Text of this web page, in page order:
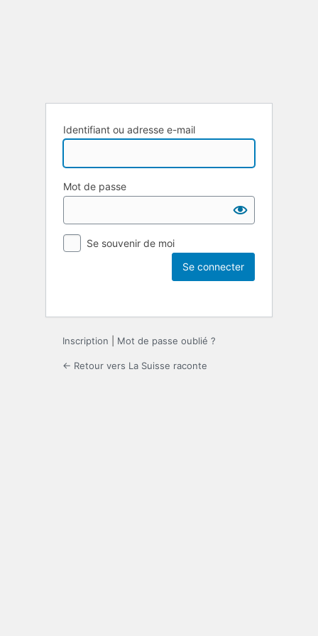
Identifiant ou adresse e-mail
Mot de passe
Se souvenir de moi
Inscription Mot de passe oublié ?
← Retour vers La Suisse raconte